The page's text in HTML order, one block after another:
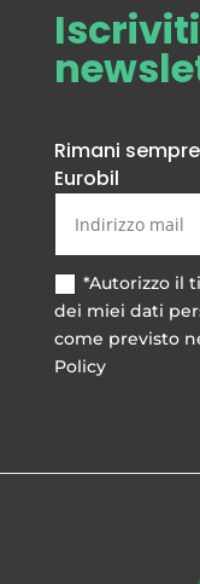
Rimani
Eurobil
*Autorizzo il
dei miei dati
come previsto
Policy